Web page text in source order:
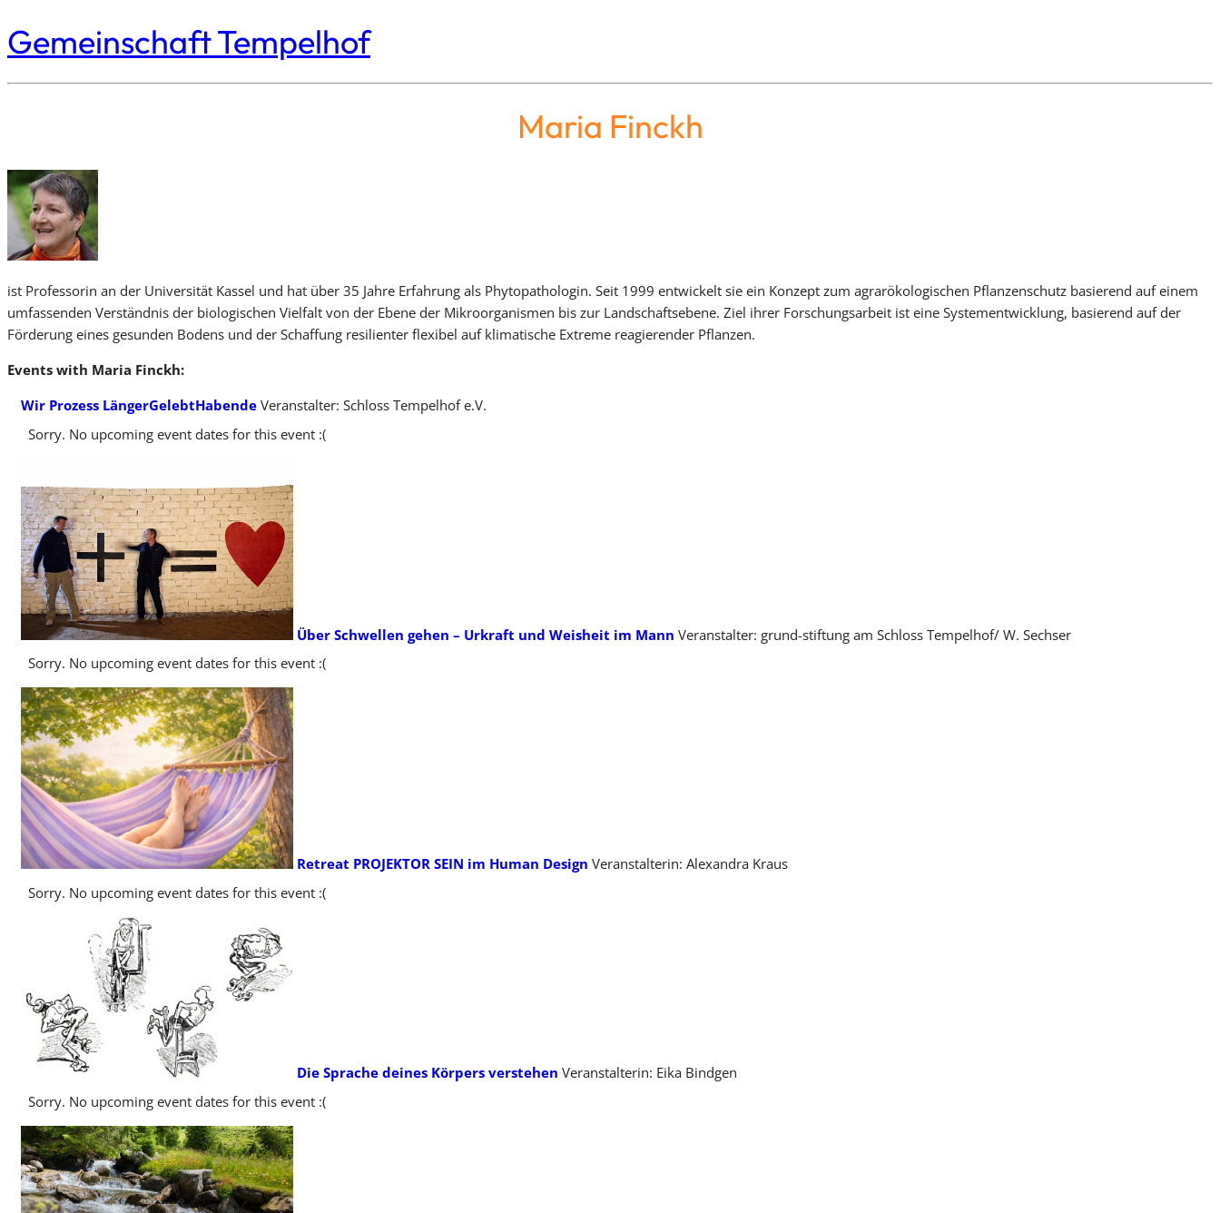
Gemeinschaft Tempelhof
Maria Finckh
ist Professorin an der Universität Kassel und hat über 35 Jahre Erfahrung als Phytopathologin. Seit 1999 entwickelt sie ein Konzept zum agrarökologischen Pflanzenschutz basierend auf einem
umfassenden Verständnis der biologischen Vielfalt von der Ebene der Mikroorganismen bis zur Landschaftsebene. Ziel ihrer Forschungsarbeit ist eine Systementwicklung, basierend auf der
Förderung eines gesunden Bodens und der Schaffung resilienter flexibel auf klimatische Extreme reagierender Pflanzen.
Events with Maria Finckh:
Wir Prozess LängerGelebtHabende Veranstalter: Schloss Tempelhof e.V.
Sorry. No upcoming event dates for this event :(
Über Schwellen gehen – Urkraft und Weisheit im Mann Veranstalter: grund-stiftung am Schloss Tempelhof/ W. Sechser
Sorry. No upcoming event dates for this event :(
Retreat PROJEKTOR SEIN im Human Design Veranstalterin: Alexandra Kraus
Sorry. No upcoming event dates for this event :(
Die Sprache deines Körpers verstehen Veranstalterin: Eika Bindgen
Sorry. No upcoming event dates for this event :(